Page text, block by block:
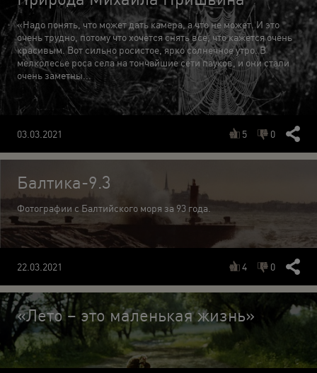
«Надо понять, что может дать камера, а что не может. И это
очень трудно, потому что хочется снять все, что кажется очень
красивым. Вот сильно росистое, ярко солнечное утро. В
мелколесье роса села на тончайшие сети пауков, и они стали
очень заметны...
03.03.2021 5 0
Балтика-9.3
Фотографии с Балтийского моря за 93 года.
22.03.2021 4 0
«Лето – это маленькая жизнь»